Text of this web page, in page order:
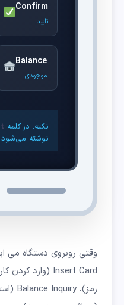
Confirm
تایید
Balance
موجودی
نکته: در کلمه
نوشته می‌شود
وقتی روبروی دستگاه می